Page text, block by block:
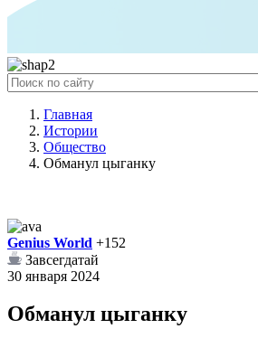
Главная
Истории
Общество
Обманул цыганку
Genius World +152
Завсегдатай
30 января 2024
Обманул цыганку